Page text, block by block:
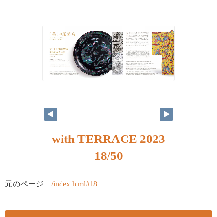
with TERRACE 2023
18/50
元のページ ../index.html#18